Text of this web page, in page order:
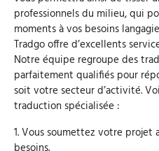
professionnels du milieu, qui
moments à vos besoins
Tradgo offre d’excellents
Notre équipe regroupe des
parfaitement qualifiés pour
soit votre secteur d’activité.
traduction spécialisée :
1. Vous soumettez votre projet